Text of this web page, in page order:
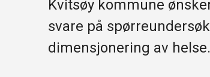
Kvitsøy kommune
svare på
dimensjonering av helse.